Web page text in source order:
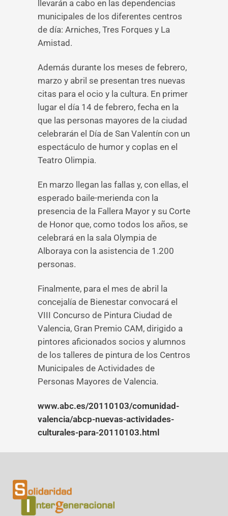
llevarán a cabo en las dependencias
municipales de los diferentes centros
de día: Arniches, Tres Forques y La
Amistad.
Además durante los meses de febrero,
marzo y abril se presentan tres nuevas
citas para el ocio y la cultura. En primer
lugar el día 14 de febrero, fecha en la
que las personas mayores de la ciudad
celebrarán el Día de San Valentín con un
espectáculo de humor y coplas en el
Teatro Olimpia.
En marzo llegan las fallas y, con ellas, el
esperado baile-merienda con la
presencia de la Fallera Mayor y su Corte
de Honor que, como todos los años, se
celebrará en la sala Olympia de
Alboraya con la asistencia de 1.200
personas.
Finalmente, para el mes de abril la
concejalía de Bienestar convocará el
VIII Concurso de Pintura Ciudad de
Valencia, Gran Premio CAM, dirigido a
pintores aficionados socios y alumnos
de los talleres de pintura de los Centros
Municipales de Actividades de
Personas Mayores de Valencia.
www.abc.es/20110103/comunidad-
valencia/abcp-nuevas-actividades-
culturales-para-20110103.html